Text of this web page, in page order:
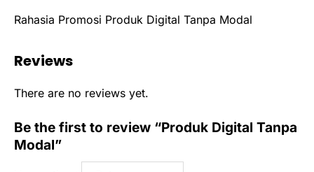
Rahasia Promosi Produk Digital Tanpa Modal
Reviews
There are no reviews yet.
Be the first to review “Produk Digital Tanpa
Modal”